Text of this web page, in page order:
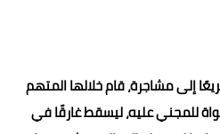
إلى مشاجرة، قام خلالها المتهم
للمجني عليه، ليسقط غارقًا في